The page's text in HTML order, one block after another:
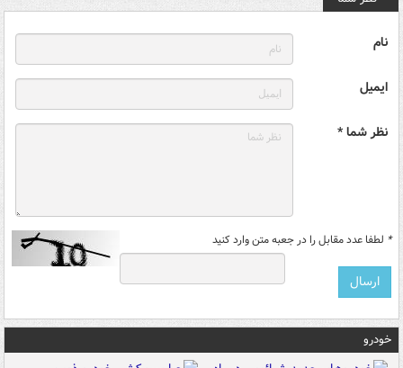
نام
ایمیل
نظر شما *
* لطفا عدد مقابل را در جعبه متن وارد کنید
خودرو